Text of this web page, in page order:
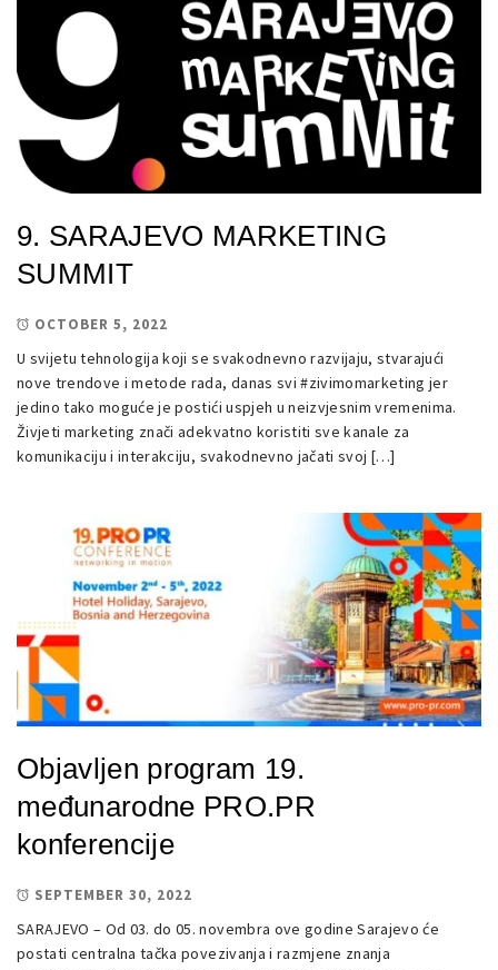
9. SARAJEVO MARKETING
SUMMIT
OCTOBER 5, 2022
U svijetu tehnologija koji se svakodnevno razvijaju, stvarajući
nove trendove i metode rada, danas svi #zivimomarketing jer
jedino tako moguće je postići uspjeh u neizvjesnim vremenima.
Živjeti marketing znači adekvatno koristiti sve kanale za
komunikaciju i interakciju, svakodnevno jačati svoj […]
Objavljen program 19.
međunarodne PRO.PR
konferencije
SEPTEMBER 30, 2022
SARAJEVO – Od 03. do 05. novembra ove godine Sarajevo će
postati centralna tačka povezivanja i razmjene znanja